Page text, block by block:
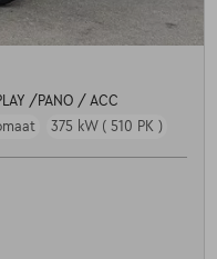
/PANO / ACC
375 kW ( 510 PK )